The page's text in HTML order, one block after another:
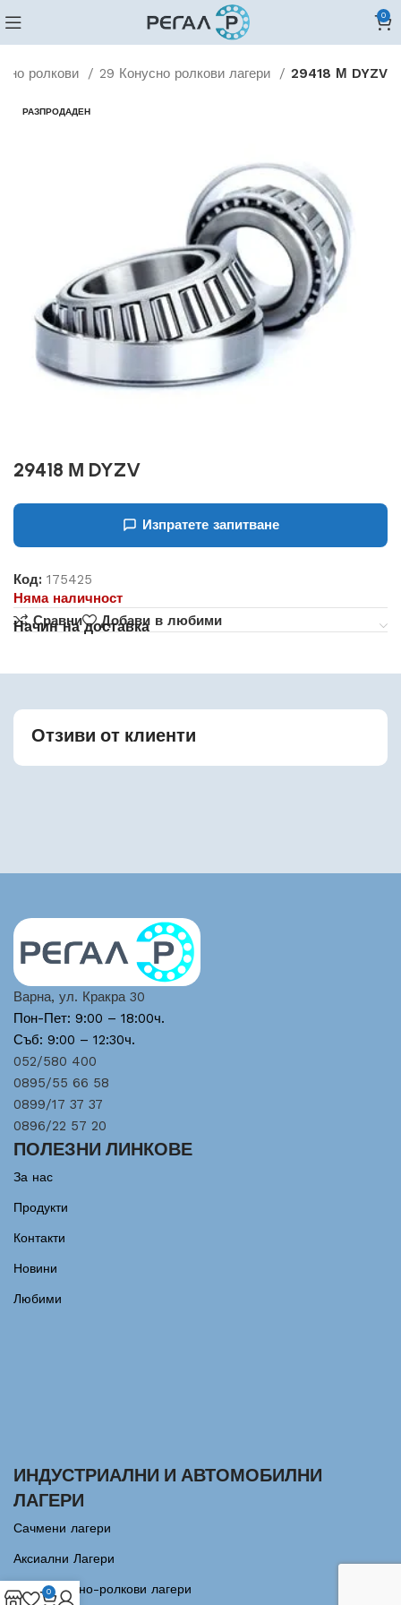
0
ролкови 29 Конусно ролкови лагери 29418 М DYZV
РАЗПРОДАДЕН
29418 М DYZV
Изпратете запитване
Код:175425
Няма наличност
Сравни
Добави в любими
Начин на доставка
Отзиви от клиенти
Варна, ул. Кракра 30
Пон-Пет: 9:00 – 18:00ч.
Съб: 9:00 – 12:30ч.
052/580 400
0895/55 66 58
0899/17 37 37
0896/22 57 20
ПОЛЕЗНИ ЛИНКОВЕ
За нас
Продукти
Контакти
Новини
Любими
ИНДУСТРИАЛНИ И АВТОМОБИЛНИ
ЛАГЕРИ
Сачмени лагери
Аксиални Лагери
Цилиндрично-ролкови лагери
0